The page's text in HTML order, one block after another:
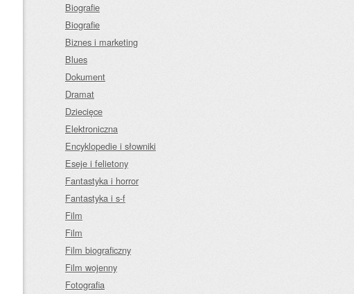
Biografie
Biografie
Biznes i marketing
Blues
Dokument
Dramat
Dziecięce
Elektroniczna
Encyklopedie i słowniki
Eseje i felietony
Fantastyka i horror
Fantastyka i s-f
Film
Film
Film biograficzny
Film wojenny
Fotografia